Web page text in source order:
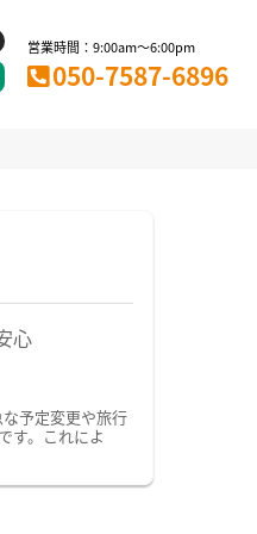
営業時間：9:00am～6:00pm
050-7587-6896
心
予定変更や旅行
す。これによ